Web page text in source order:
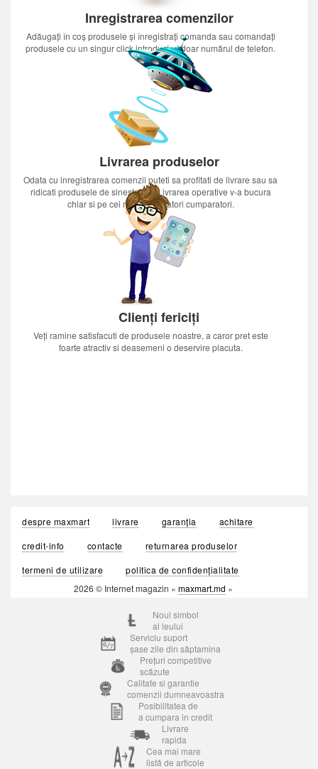
Inregistrarea comenzilor
Adăugați în coș produsele și înregistrați comanda sau comandați
produsele cu un singur click introducînd doar numărul de telefon.
Livrarea produselor
Odata cu inregistrarea comenzii puteti sa profitati de livrare sau sa
ridicati produsele de sinestatator.Livrarea operative v-a bucura
chiar si pe cei mai nerabdatori cumparatori.
Clienți fericiți
Veți ramine satisfacuti de produsele noastre, a caror pret este
foarte atractiv si deasemeni o deservire placuta.
despre maxmart livrare garanția
achitare
credit-info
contacte
returnarea produselor
termeni de utilizare
politica de confidențialitate
2026 © Internet magazin « maxmart.md »
Noul simbol
al leului
Serviciu suport
șase zile din săptamina
Prețuri competitive
scăzute
Calitate si garantie
comenzii dumneavoastra
Posibilitatea de
a cumpara in credit
Livrare
rapida
Cea mai mare
listă de articole